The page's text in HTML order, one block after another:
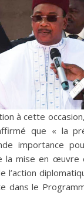
à cette
que « la
importance
la mise en
l’action
dans le